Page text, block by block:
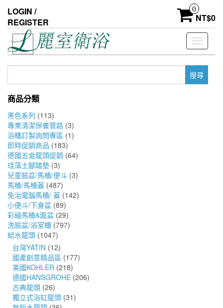
the
content
LOGIN /
REGISTER
0
NT$0
Toggle
鍵
商品分類
黑色系列 (113)
專業清潔保養管路 (3)
浴櫃訂製詢問專區 (1)
即時促銷商品 (183)
德國五金龍頭促銷 (64)
珪藻土腳踏墊 (3)
兒童臉盆/馬桶/便斗 (3)
馬桶/馬桶蓋 (487)
免治電腦馬桶/ 蓋 (142)
小便斗/下身盆 (89)
彩繪馬桶&面盆 (29)
洗臉盆/浴室櫃 (797)
給水龍頭 (1047)
台灣YATIN (12)
國產創意精品區 (177)
美國KOHLER (218)
德國HANSGROHE (206)
古典龍頭 (26)
獨立式浴缸龍頭 (31)